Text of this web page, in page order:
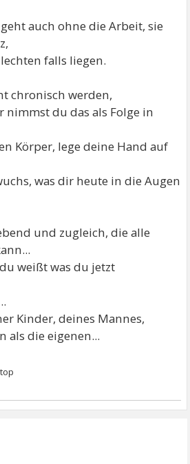
auch ohne die Arbeit, sie
falls liegen.
chronisch werden,
nimmst du das als Folge in
Körper, lege deine Hand auf
was dir heute in die Augen
und zugleich, die alle
weißt was du jetzt
Kinder, deines Mannes,
als die eigenen...